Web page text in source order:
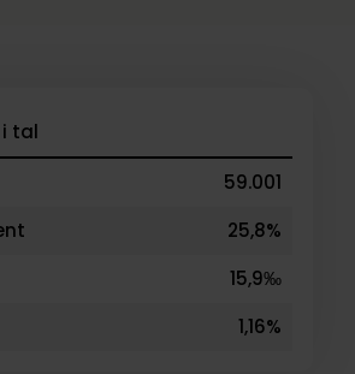
tal
59.001
25,8%
15,9‰
1,16%